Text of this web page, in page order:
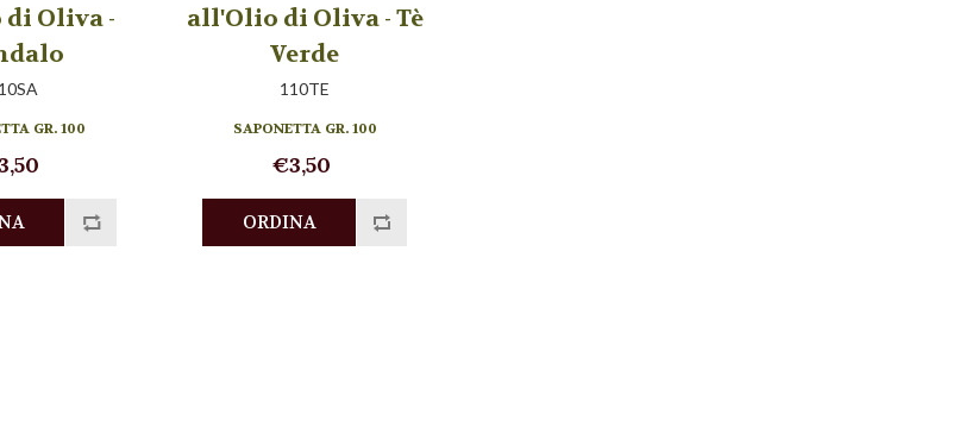
Oliva -
GR. 100
all'Olio di Oliva - Tè
Verde
110TE
SAPONETTA GR. 100
€3,50